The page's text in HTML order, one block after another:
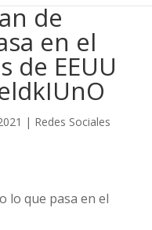
de
en el
de EEUU
| Redes Sociales
lo que pasa en el